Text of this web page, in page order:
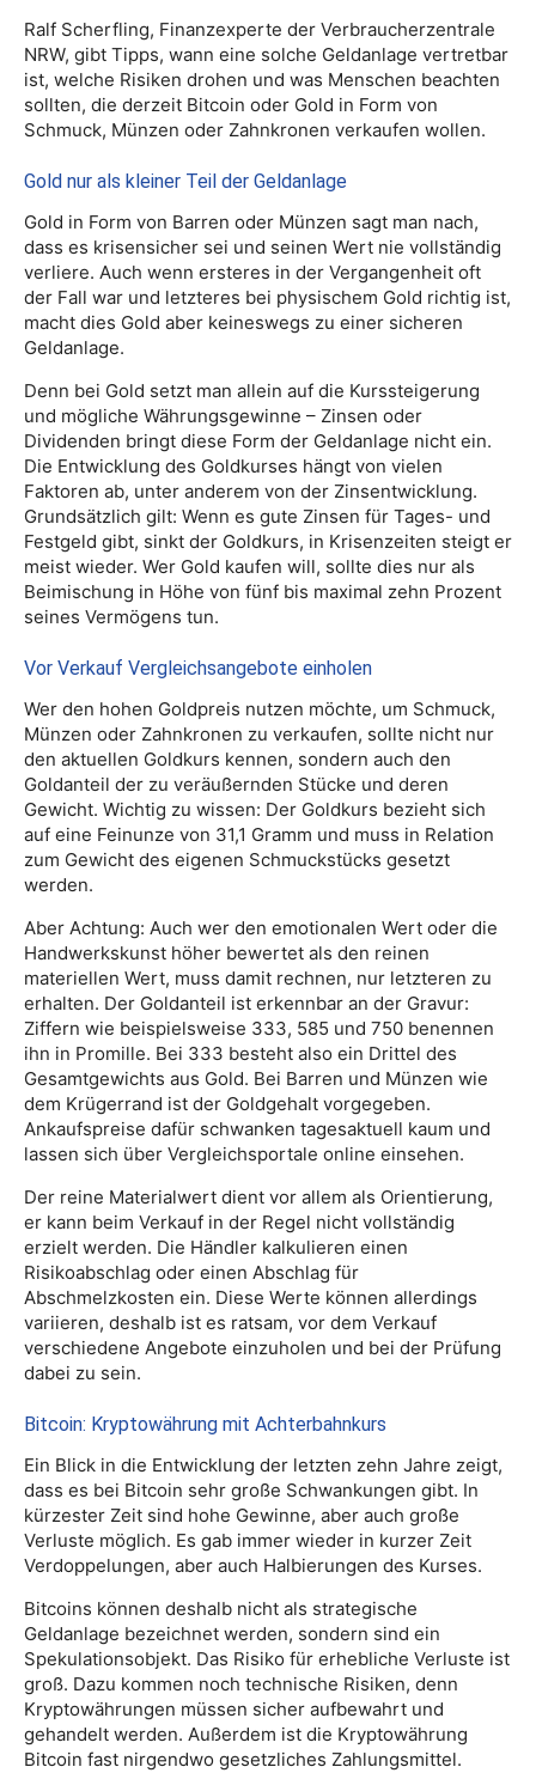
Ralf Scherfling, Finanzexperte der Verbraucherzentrale
NRW, gibt Tipps, wann eine solche Geldanlage vertretbar
ist, welche Risiken drohen und was Menschen beachten
sollten, die derzeit Bitcoin oder Gold in Form von
Schmuck, Münzen oder Zahnkronen verkaufen wollen.
Gold nur als kleiner Teil der Geldanlage
Gold in Form von Barren oder Münzen sagt man nach,
dass es krisensicher sei und seinen Wert nie vollständig
verliere. Auch wenn ersteres in der Vergangenheit oft
der Fall war und letzteres bei physischem Gold richtig ist,
macht dies Gold aber keineswegs zu einer sicheren
Geldanlage.
Denn bei Gold setzt man allein auf die Kurssteigerung
und mögliche Währungsgewinne – Zinsen oder
Dividenden bringt diese Form der Geldanlage nicht ein.
Die Entwicklung des Goldkurses hängt von vielen
Faktoren ab, unter anderem von der Zinsentwicklung.
Grundsätzlich gilt: Wenn es gute Zinsen für Tages- und
Festgeld gibt, sinkt der Goldkurs, in Krisenzeiten steigt er
meist wieder. Wer Gold kaufen will, sollte dies nur als
Beimischung in Höhe von fünf bis maximal zehn Prozent
seines Vermögens tun.
Vor Verkauf Vergleichsangebote einholen
Wer den hohen Goldpreis nutzen möchte, um Schmuck,
Münzen oder Zahnkronen zu verkaufen, sollte nicht nur
den aktuellen Goldkurs kennen, sondern auch den
Goldanteil der zu veräußernden Stücke und deren
Gewicht. Wichtig zu wissen: Der Goldkurs bezieht sich
auf eine Feinunze von 31,1 Gramm und muss in Relation
zum Gewicht des eigenen Schmuckstücks gesetzt
werden.
Aber Achtung: Auch wer den emotionalen Wert oder die
Handwerkskunst höher bewertet als den reinen
materiellen Wert, muss damit rechnen, nur letzteren zu
erhalten. Der Goldanteil ist erkennbar an der Gravur:
Ziffern wie beispielsweise 333, 585 und 750 benennen
ihn in Promille. Bei 333 besteht also ein Drittel des
Gesamtgewichts aus Gold. Bei Barren und Münzen wie
dem Krügerrand ist der Goldgehalt vorgegeben.
Ankaufspreise dafür schwanken tagesaktuell kaum und
lassen sich über Vergleichsportale online einsehen.
Der reine Materialwert dient vor allem als Orientierung,
er kann beim Verkauf in der Regel nicht vollständig
erzielt werden. Die Händler kalkulieren einen
Risikoabschlag oder einen Abschlag für
Abschmelzkosten ein. Diese Werte können allerdings
variieren, deshalb ist es ratsam, vor dem Verkauf
verschiedene Angebote einzuholen und bei der Prüfung
dabei zu sein.
Bitcoin: Kryptowährung mit Achterbahnkurs
Ein Blick in die Entwicklung der letzten zehn Jahre zeigt,
dass es bei Bitcoin sehr große Schwankungen gibt. In
kürzester Zeit sind hohe Gewinne, aber auch große
Verluste möglich. Es gab immer wieder in kurzer Zeit
Verdoppelungen, aber auch Halbierungen des Kurses.
Bitcoins können deshalb nicht als strategische
Geldanlage bezeichnet werden, sondern sind ein
Spekulationsobjekt. Das Risiko für erhebliche Verluste ist
groß. Dazu kommen noch technische Risiken, denn
Kryptowährungen müssen sicher aufbewahrt und
gehandelt werden. Außerdem ist die Kryptowährung
Bitcoin fast nirgendwo gesetzliches Zahlungsmittel.